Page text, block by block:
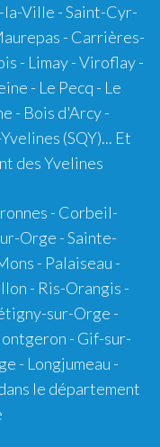
Ville - Saint-Cyr-
- Carrières-
- Limay - Viroflay -
- Le Pecq - Le
- Bois d'Arcy -
(SQY)... Et
des Yvelines
- Corbeil-
Orge - Sainte-
- Palaiseau -
- Ris-Orangis -
sur-Orge -
- Gif-sur-
- Longjumeau -
le département